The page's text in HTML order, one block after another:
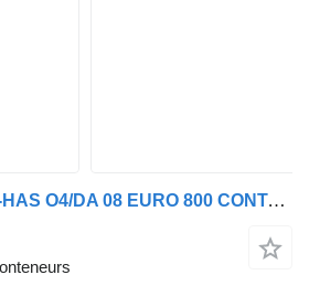
Renders RENDERS-HAS O4/DA 08 EURO 800 CONTAINERCHASSIS